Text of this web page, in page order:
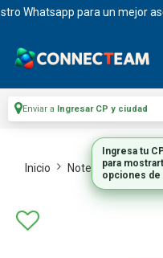
Whatsapp para un mejor
Enviar a Ingresar CP y ciudad
Inicio Notebooks Y